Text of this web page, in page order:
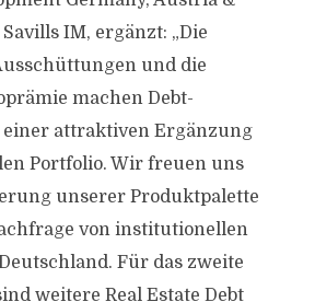
IM, ergänzt: „Die
und die
machen Debt-
attraktiven Ergänzung
Portfolio. Wir freuen uns
unserer Produktpalette
von institutionellen
Für das zweite
weitere Real Estate Debt